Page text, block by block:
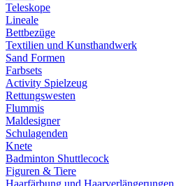
Teleskope
Lineale
Bettbezüge
Textilien und Kunsthandwerk
Sand Formen
Farbsets
Activity Spielzeug
Rettungswesten
Flummis
Maldesigner
Schulagenden
Knete
Badminton Shuttlecock
Figuren & Tiere
Haarfärbung und Haarverlängerungen